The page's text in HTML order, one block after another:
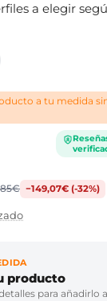
a elegir
a tu medida
−149,07€ (-32%)
producto
para añadirlo